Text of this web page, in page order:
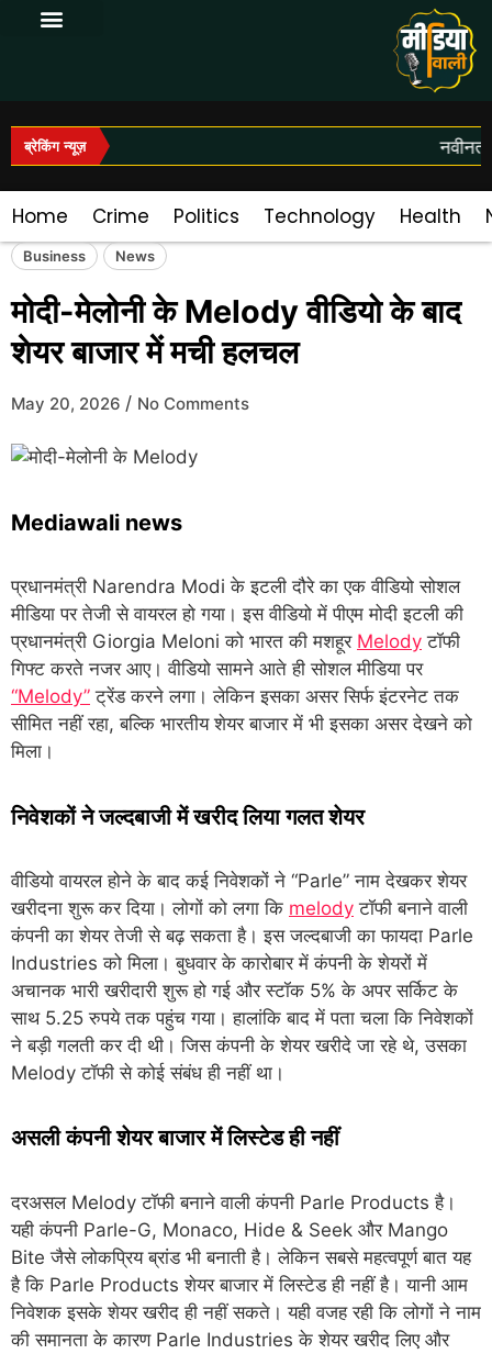
ब्रेकिंग न्यूज़
Home Crime Politics Technology Health
Business News
मोदी-मेलोनी के Melody वीडियो के बाद
शेयर बाजार में मची हलचल
May 20, 2026 / No Comments
Mediawali news
प्रधानमंत्री Narendra Modi के इटली दौरे का एक वीडियो सोशल
मीडिया पर तेजी से वायरल हो गया। इस वीडियो में पीएम मोदी इटली की
प्रधानमंत्री Giorgia Meloni को भारत की मशहूर Melody टॉफी
गिफ्ट करते नजर आए। वीडियो सामने आते ही सोशल मीडिया पर
“Melody” ट्रेंड करने लगा। लेकिन इसका असर सिर्फ इंटरनेट तक
सीमित नहीं रहा, बल्कि भारतीय शेयर बाजार में भी इसका असर देखने को
मिला।
निवेशकों ने जल्दबाजी में खरीद लिया गलत शेयर
वीडियो वायरल होने के बाद कई निवेशकों ने “Parle” नाम देखकर शेयर
खरीदना शुरू कर दिया। लोगों को लगा कि melody टॉफी बनाने वाली
कंपनी का शेयर तेजी से बढ़ सकता है। इस जल्दबाजी का फायदा Parle
Industries को मिला। बुधवार के कारोबार में कंपनी के शेयरों में
अचानक भारी खरीदारी शुरू हो गई और स्टॉक 5% के अपर सर्किट के
साथ 5.25 रुपये तक पहुंच गया। हालांकि बाद में पता चला कि निवेशकों
ने बड़ी गलती कर दी थी। जिस कंपनी के शेयर खरीदे जा रहे थे, उसका
Melody टॉफी से कोई संबंध ही नहीं था।
असली कंपनी शेयर बाजार में लिस्टेड ही नहीं
दरअसल Melody टॉफी बनाने वाली कंपनी Parle Products है।
यही कंपनी Parle-G, Monaco, Hide & Seek और Mango
Bite जैसे लोकप्रिय ब्रांड भी बनाती है। लेकिन सबसे महत्वपूर्ण बात यह
है कि Parle Products शेयर बाजार में लिस्टेड ही नहीं है। यानी आम
निवेशक इसके शेयर खरीद ही नहीं सकते। यही वजह रही कि लोगों ने नाम
की समानता के कारण Parle Industries के शेयर खरीद लिए और